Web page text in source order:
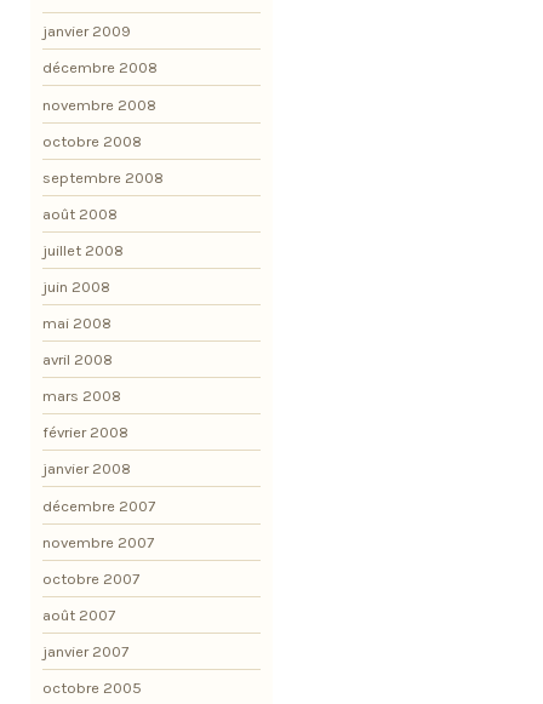
janvier 2009
décembre 2008
novembre 2008
octobre 2008
septembre 2008
août 2008
juillet 2008
juin 2008
mai 2008
avril 2008
mars 2008
février 2008
janvier 2008
décembre 2007
novembre 2007
octobre 2007
août 2007
janvier 2007
octobre 2005